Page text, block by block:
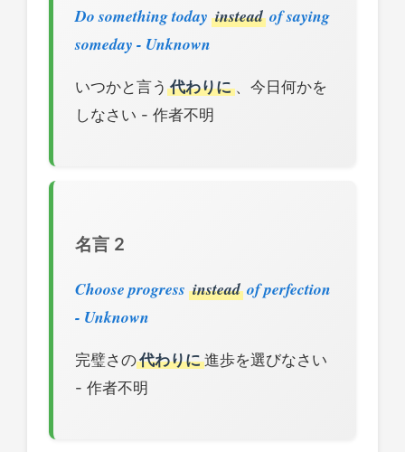
Do something today instead of saying
someday - Unknown
いつかと言う 代わりに、今日何かを
しなさい - 作者不明
名言 2
Choose progress instead of perfection
- Unknown
完璧さの代わりに進歩を選びなさい
- 作者不明